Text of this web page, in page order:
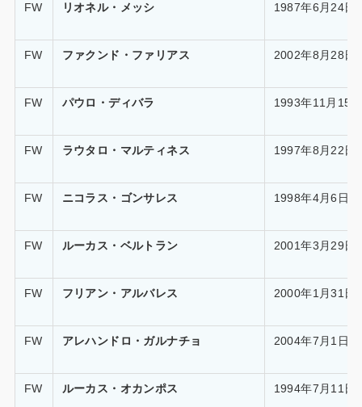
FW リオネル・メッシ 1987年6月24日
FW ファクンド・ファリアス 2002年8月28日
FW パウロ・ディバラ 1993年11月15
FW ラウタロ・マルティネス 1997年8月22日
FW ニコラス・ゴンサレス 1998年4月6日
FW ルーカス・ベルトラン 2001年3月29日
FW フリアン・アルバレス 2000年1月31日
FW アレハンドロ・ガルナチョ 2004年7月1日
FW ルーカス・オカンポス 1994年7月11日